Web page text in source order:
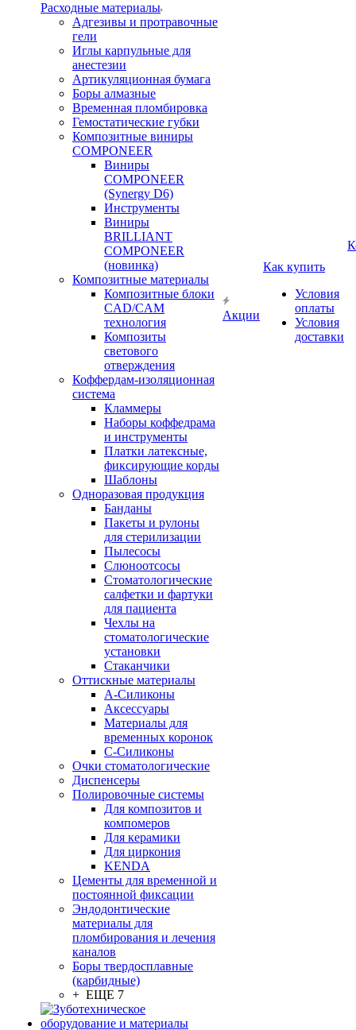
Расходные материалы
Адгезивы и протравочные
гели
Иглы карпульные для
анестезии
Артикуляционная бумага
Боры алмазные
Временная пломбировка
Гемостатические губки
Композитные виниры
COMPONEER
Виниры
COMPONEER
(Synergy D6)
Инструменты
Виниры
BRILLIANT
COMPONEER
(новинка)
Композитные материалы
Композитные блоки
CAD/СAM
технология
Композиты
светового
отверждения
Коффердам-изоляционная
система
Кламмеры
Наборы коффедрама
и инструменты
Платки латексные,
фиксирующие корды
Шаблоны
Одноразовая продукция
Банданы
Пакеты и рулоны
для стерилизации
Пылесосы
Слюноотсосы
Стоматологические
салфетки и фартуки
для пациента
Чехлы на
стоматологические
установки
Стаканчики
Оттискные материалы
А-Силиконы
Аксессуары
Материалы для
временных коронок
С-Силиконы
Очки стоматологические
Диспенсеры
Полировочные системы
Для композитов и
компомеров
Для керамики
Для циркония
KENDA
Цементы для временной и
постоянной фиксации
Эндодонтические
материалы для
пломбирования и лечения
каналов
Боры твердосплавные
(карбидные)
+ ЕЩЕ 7
Акции
Как купить
Условия
оплаты
Условия
доставки